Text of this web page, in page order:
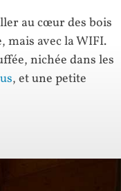
au cœur des bois
mais avec la WIFI.
nichée dans les
, et une petite